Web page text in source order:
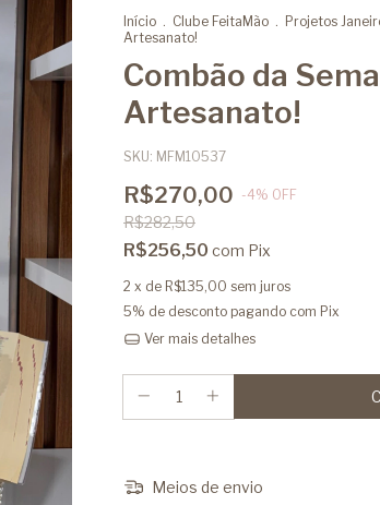
Início . Clube FeitaMão . Projetos
Artesanato!
Combão da
Artesanato!
SKU: MFM10537
R$270,00 -4% OFF
R$282,50
R$256,50 com Pix
2 x de R$135,00 sem juros
5% de desconto pagando com Pix
Ver mais detalhes
Meios de envio